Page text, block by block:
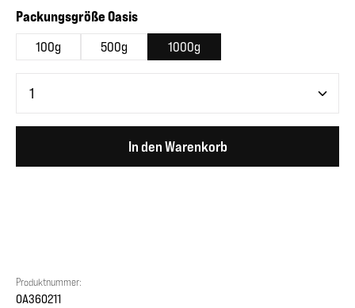
Packungsgröße Oasisauswählen
100g 500g 1000g
In den Warenkorb
Produktnummer:
OA360211